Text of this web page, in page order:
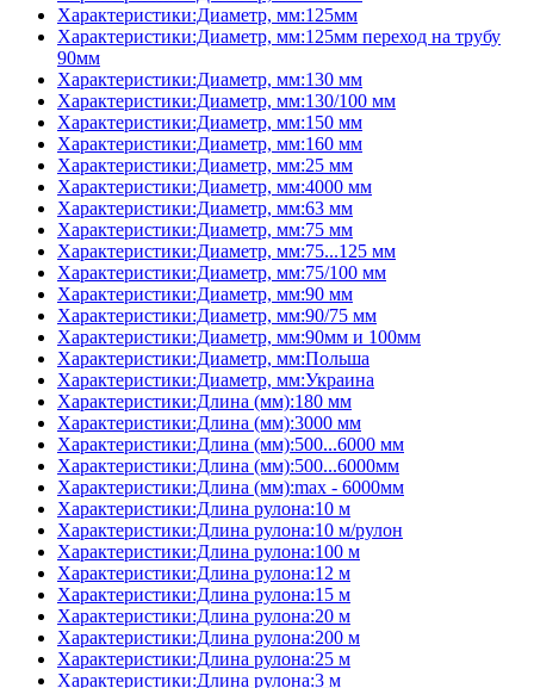
Характеристики:Диаметр, мм:125мм
Характеристики:Диаметр, мм:125мм переход на трубу
90мм
Характеристики:Диаметр, мм:130 мм
Характеристики:Диаметр, мм:130/100 мм
Характеристики:Диаметр, мм:150 мм
Характеристики:Диаметр, мм:160 мм
Характеристики:Диаметр, мм:25 мм
Характеристики:Диаметр, мм:4000 мм
Характеристики:Диаметр, мм:63 мм
Характеристики:Диаметр, мм:75 мм
Характеристики:Диаметр, мм:75...125 мм
Характеристики:Диаметр, мм:75/100 мм
Характеристики:Диаметр, мм:90 мм
Характеристики:Диаметр, мм:90/75 мм
Характеристики:Диаметр, мм:90мм и 100мм
Характеристики:Диаметр, мм:Польша
Характеристики:Диаметр, мм:Украина
Характеристики:Длина (мм):180 мм
Характеристики:Длина (мм):3000 мм
Характеристики:Длина (мм):500...6000 мм
Характеристики:Длина (мм):500...6000мм
Характеристики:Длина (мм):max - 6000мм
Характеристики:Длина рулона:10 м
Характеристики:Длина рулона:10 м/рулон
Характеристики:Длина рулона:100 м
Характеристики:Длина рулона:12 м
Характеристики:Длина рулона:15 м
Характеристики:Длина рулона:20 м
Характеристики:Длина рулона:200 м
Характеристики:Длина рулона:25 м
Характеристики:Длина рулона:3 м